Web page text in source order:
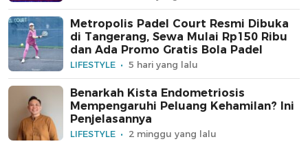
Metropolis Padel Court Resmi Dibuka
di Tangerang, Sewa Mulai Rp150 Ribu
dan Ada Promo Gratis Bola Padel
LIFESTYLE 5 hari yang lalu
Benarkah Kista Endometriosis
Mempengaruhi Peluang Kehamilan? Ini
Penjelasannya
LIFESTYLE 2 minggu yang lalu